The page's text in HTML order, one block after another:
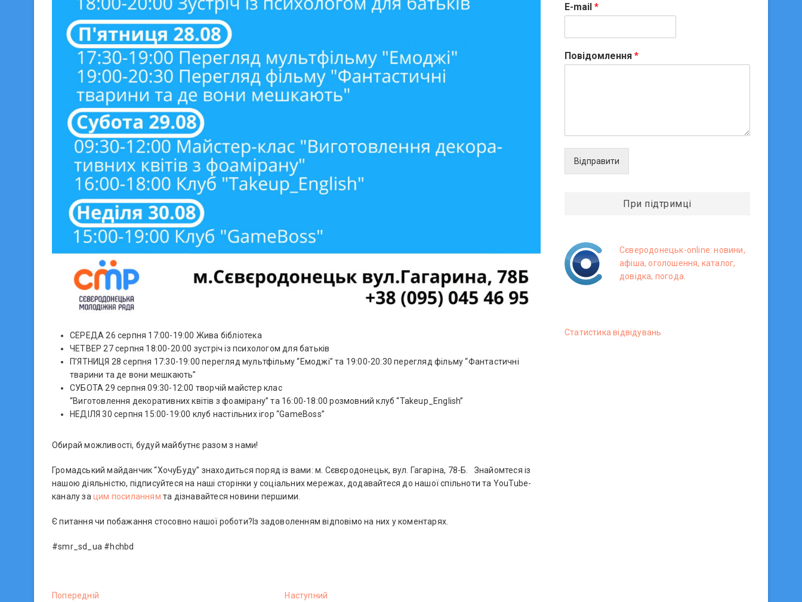
СЕРЕДА 26 серпня 17:00-19:00 Жива бібліотека
ЧЕТВЕР 27 серпня 18:00-20:00 зустріч із психологом для батьків
П’ЯТНИЦЯ 28 серпня 17:30-19:00 перегляд мультфільму “Емоджі” та 19:00-20:30 перегляд фільму “Фантастичні
тварини та де вони мешкають”
СУБОТА 29 серпня 09:30-12:00 творчій майстер клас
“Виготовлення декоративних квітів з фоамірану” та 16:00-18:00 розмовний клуб “Takeup_English”
НЕДІЛЯ 30 серпня 15:00-19:00 клуб настільних ігор “GameBoss”
Обирай можливості, будуй майбутнє разом з нами!
Громадський майданчик “ХочуБуду” знаходиться поряд із вами: м. Сєвєродонецьк, вул. Гагаріна, 78-Б.⠀Знайомтеся із
нашою діяльністю, підписуйтеся на наші сторінки у соціальних мережах, додавайтеся до нашої спільноти та YouTube-
каналу за цим посиланням та дізнавайтеся новини першими.
Є питання чи побажання стосовно нашої роботи?Із задоволенням відповімо на них у коментарях.
#smr_sd_ua #hchbd
Н
Попередній Наступний
E-mail *
Повідомлення *
Відправити
При підтримці
Сєверодонецьк-online: новини,
афіша, оголошення, каталог,
довідка, погода.
Статистика вiдвiдувань